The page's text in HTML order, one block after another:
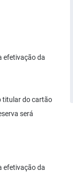
efetivação da
titular do cartão
será
efetivação da